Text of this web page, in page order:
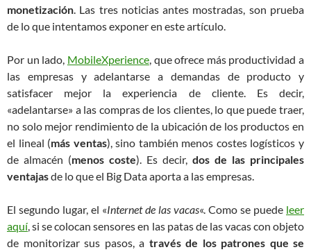
monetización . Las tres noticias antes mostradas, son prueba
de lo que intentamos exponer en este artículo.
Por un lado, MobileXperience, que ofrece más productividad a
las empresas y adelantarse a demandas de producto y
satisfacer mejor la experiencia de cliente. Es decir,
«adelantarse» a las compras de los clientes, lo que puede traer,
no solo mejor rendimiento de la ubicación de los productos en
el lineal (más ventas), sino también menos costes logísticos y
de almacén (menos coste). Es decir, dos de las principales
ventajasde lo que el Big Data aporta a las empresas.
El segundo lugar, el «Internet de las vacas«. Como se puede leer
aquí , si se colocan sensores en las patas de las vacas con objeto
de monitorizar sus pasos, a través de los patrones que se